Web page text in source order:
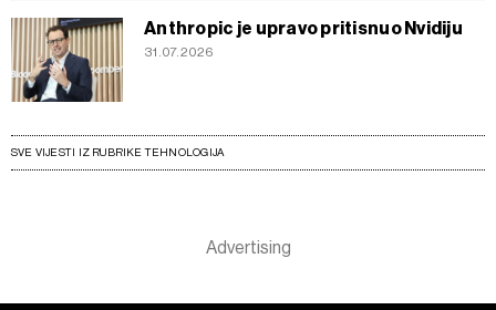
Anthropic je upravo pritisnuo Nvidiju
31.07.2026
SVE VIJESTI IZ RUBRIKE TEHNOLOGIJA